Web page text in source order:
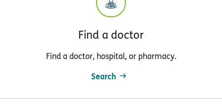
Find a doctor
Find a doctor, hospital, or pharmacy.
Search